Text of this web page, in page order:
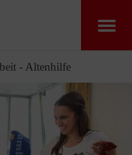
- Altenhilfe